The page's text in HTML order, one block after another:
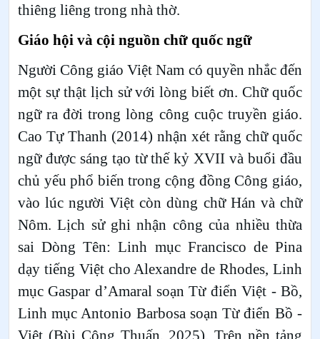
thiêng liêng trong nhà thờ.
Giáo hội và cội nguồn chữ quốc ngữ
Người Công giáo Việt Nam có quyền nhắc đến
một sự thật lịch sử với lòng biết ơn. Chữ quốc
ngữ ra đời trong lòng công cuộc truyền giáo.
Cao Tự Thanh (2014) nhận xét rằng chữ quốc
ngữ được sáng tạo từ thế kỷ XVII và buổi đầu
chủ yếu phổ biến trong cộng đồng Công giáo,
vào lúc người Việt còn dùng chữ Hán và chữ
Nôm. Lịch sử ghi nhận công của nhiều thừa
sai Dòng Tên: Linh mục Francisco de Pina
dạy tiếng Việt cho Alexandre de Rhodes, Linh
mục Gaspar d’Amaral soạn Từ điển Việt - Bồ,
Linh mục Antonio Barbosa soạn Từ điển Bồ -
Việt (Bùi Công Thuấn, 2025). Trên nền tảng